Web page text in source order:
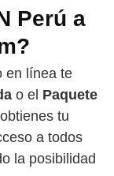
Perú a
en línea te
o el Paquete
tu
a todos
la posibilidad